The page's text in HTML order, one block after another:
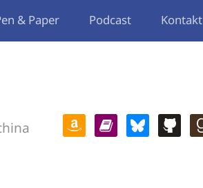
& Paper Podcast Kontakt